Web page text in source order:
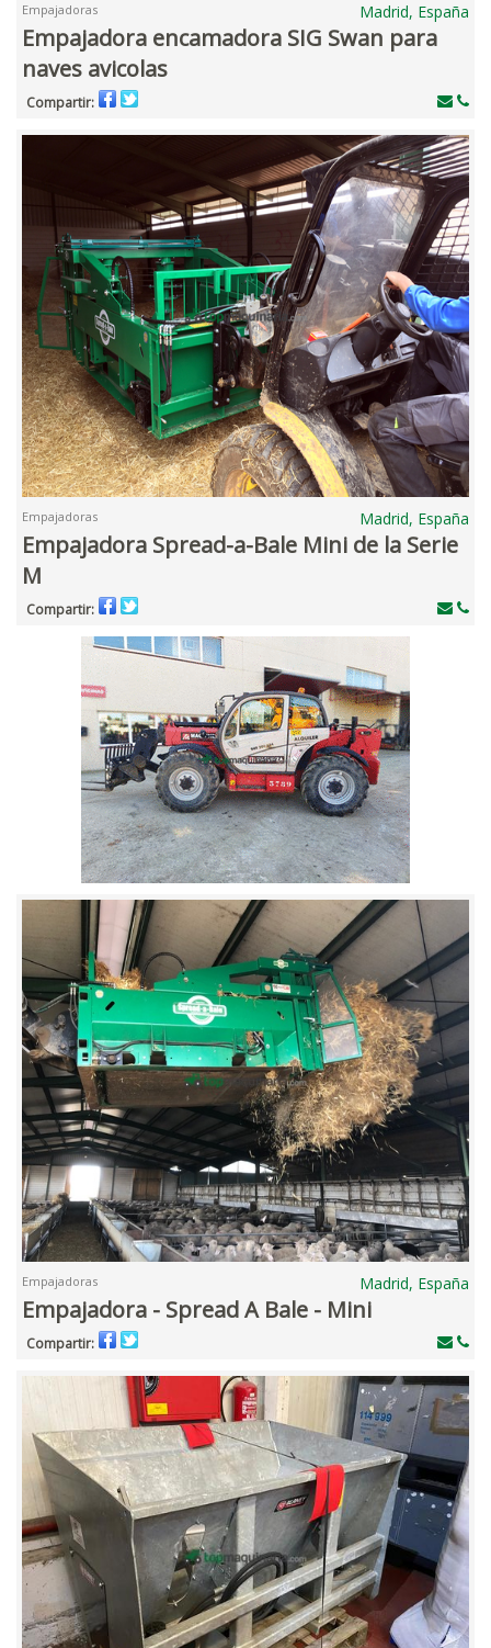
Empajadoras Madrid, España
Empajadora encamadora SIG Swan para
naves avicolas
Compartir:
Empajadoras Madrid, España
Empajadora Spread-a-Bale Mini de la Serie
M
Compartir:
Empajadoras Madrid, España
Empajadora - Spread A Bale - Mini
Compartir: